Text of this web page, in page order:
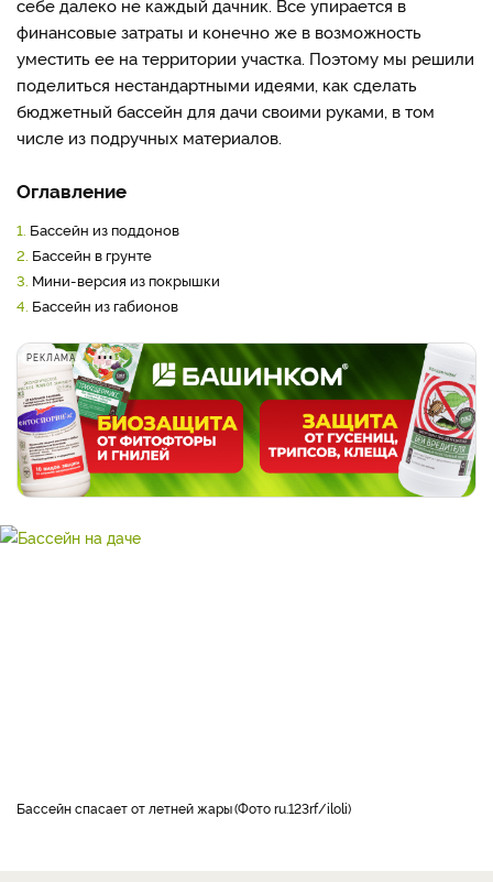
себе далеко не каждый дачник. Все упирается в
финансовые затраты и конечно же в возможность
уместить ее на территории участка. Поэтому мы решили
поделиться нестандартными идеями, как сделать
бюджетный бассейн для дачи своими руками, в том
числе из подручных материалов.
Оглавление
1. Бассейн из поддонов
2. Бассейн в грунте
3. Мини-версия из покрышки
4. Бассейн из габионов
РЕКЛАМА
бассейн спасает от летней жары Фото ru.123rf/iloli